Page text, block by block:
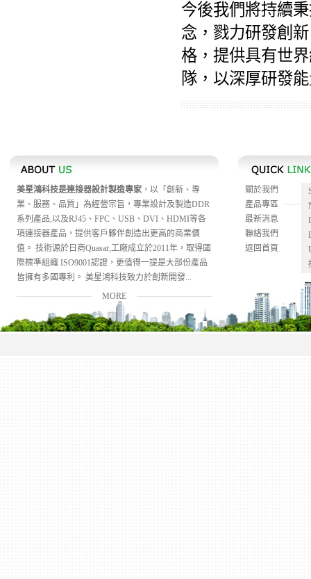
今後我們將持續
念，戮力研發創
格，提供具有世
隊，以深厚研發
美星鴻科技是連接器設計製造專家 ，以「創新、專
業、服務、品質」為經營宗旨，專業設計及製造DDR
系列產品,以及RJ45、FPC、USB、DVI、HDMI等各
項連接器產品，提供客戶夥伴創造出更高的商業價
值。 技術源於日商Quasar,工廠成立於2011年，取得國
際標準組織 ISO9001認證，更值得一提是大部份產品
皆擁有多國專利。 美星鴻科技致力於創新開發...
MORE
關於我們
產品專區
最新消息
聯絡我們
返回首頁